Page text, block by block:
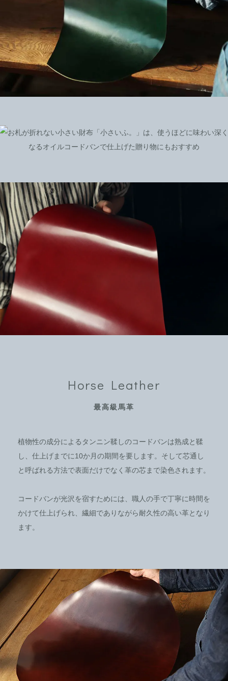
Horse Leather
最高級馬革
植物性の成分によるタンニン鞣しのコードバンは熟成と鞣
し、仕上げまでに10か月の期間を要します。そして芯通し
と呼ばれる方法で表面だけでなく革の芯まで染色されます。
コードバンが光沢を宿すためには、職人の手で丁寧に時間を
かけて仕上げられ、繊細でありながら耐久性の高い革となり
ます。